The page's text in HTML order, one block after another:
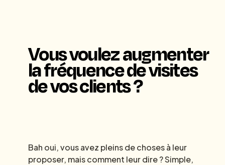
Vous voulez augmenter
la fréquence de visites
de vos clients ?
Bah oui, vous avez pleins de choses à leur
proposer, mais comment leur dire ? Simple,